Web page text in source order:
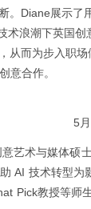
。Diane展示了
术浪潮下英国
从而为步入职
意合作。
5
艺术与媒体硕
AI 技术转型
Pick教授等